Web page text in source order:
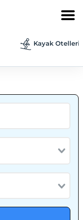
Kayak Otelleri